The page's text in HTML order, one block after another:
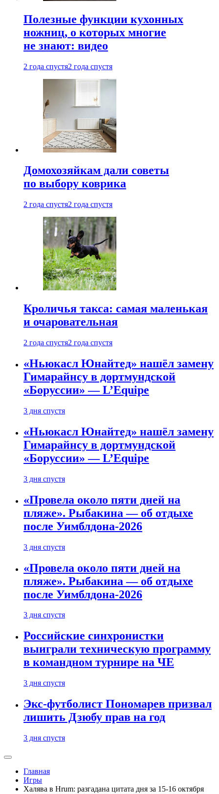
Полезные функции кухонных
ножниц, о которых многие
не знают: видео
2 года спустя2 года спустя
Домохозяйкам дали советы
по выбору коврика
2 года спустя2 года спустя
Кроличья такса: самая маленькая
и очаровательная
2 года спустя2 года спустя
«Ньюкасл Юнайтед» нашёл замену
Гимарайнсу в дортмундской
«Боруссии» — L’Equipe
3 дня спустя
«Ньюкасл Юнайтед» нашёл замену
Гимарайнсу в дортмундской
«Боруссии» — L’Equipe
3 дня спустя
«Провела около пяти дней на
пляже». Рыбакина — об отдыхе
после Уимблдона-2026
3 дня спустя
«Провела около пяти дней на
пляже». Рыбакина — об отдыхе
после Уимблдона-2026
3 дня спустя
Российские синхронистки
выиграли техническую программу
в командном турнире на ЧЕ
3 дня спустя
Экс-футболист Пономарев призвал
лишить Дзюбу прав на год
3 дня спустя
Главная
Игры
Халява в Hrum: разгадана цитата дня за 15-16 октября